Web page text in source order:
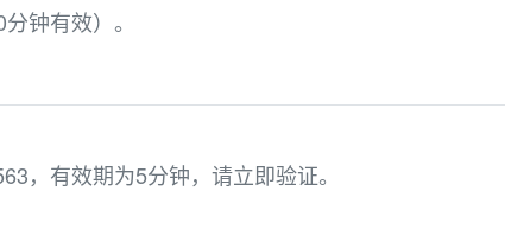
钟有效）。
，有效期为5分钟，请立即验证。